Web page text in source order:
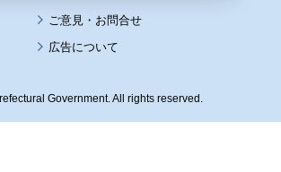
広告について
Government. All rights reserved.